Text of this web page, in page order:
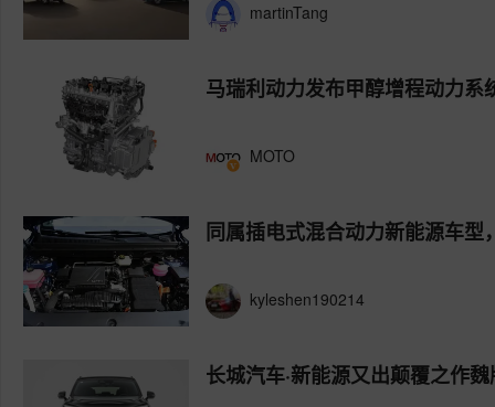
martinTang
马瑞利动力发布甲醇增程动力系
MOTO
同属插电式混合动力新能源车
kyleshen190214
长城汽车·新能源又出颠覆之作